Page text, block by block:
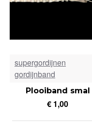
supergordijnen
gordijnband
Plooiband smal
€ 1,00